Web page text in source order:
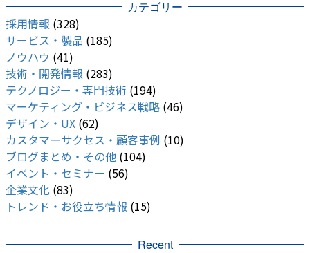
カテゴリー
採用情報 (328)
サービス・製品 (185)
ノウハウ (41)
技術・開発情報 (283)
テクノロジー・専門技術 (194)
マーケティング・ビジネス戦略 (46)
デザイン・UX (62)
カスタマーサクセス・顧客事例 (10)
ブログまとめ・その他 (104)
イベント・セミナー (56)
企業文化 (83)
トレンド・お役立ち情報 (15)
Recent